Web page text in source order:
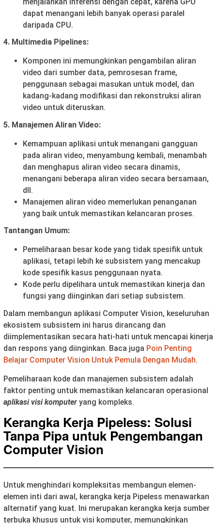
dapat menangani lebih banyak operasi paralel
daripada CPU.
4. Multimedia Pipelines:
Komponen ini memungkinkan pengambilan aliran
video dari sumber data, pemrosesan frame,
penggunaan sebagai masukan untuk model, dan
kadang-kadang modifikasi dan rekonstruksi aliran
video untuk diteruskan.
5. Manajemen Aliran Video:
Kemampuan aplikasi untuk menangani gangguan
pada aliran video, menyambung kembali, menambah
dan menghapus aliran video secara dinamis,
menangani beberapa aliran video secara bersamaan,
dll.
Manajemen aliran video memerlukan penanganan
yang baik untuk memastikan kelancaran proses.
Tantangan Umum:
Pemeliharaan besar kode yang tidak spesifik untuk
aplikasi, tetapi lebih ke subsistem yang mencakup
kode spesifik kasus penggunaan nyata.
Kode perlu dipelihara untuk memastikan kinerja dan
fungsi yang diinginkan dari setiap subsistem.
Dalam membangun aplikasi Computer Vision, keseluruhan
ekosistem subsistem ini harus dirancang dan
diimplementasikan secara hati-hati untuk mencapai kinerja
dan respons yang diinginkan. Baca juga Poin Penting
Belajar Computer Vision Untuk Pemula Dengan Mudah.
Pemeliharaan kode dan manajemen subsistem adalah
faktor penting untuk memastikan kelancaran operasional
aplikasi visi komputer yang kompleks.
Kerangka Kerja Pipeless: Solusi
Tanpa Pipa untuk Pengembangan
Computer Vision
Untuk menghindari kompleksitas membangun elemen-
elemen inti dari awal, kerangka kerja Pipeless menawarkan
alternatif yang kuat. Ini merupakan kerangka kerja sumber
terbuka khusus untuk visi komputer, memungkinkan